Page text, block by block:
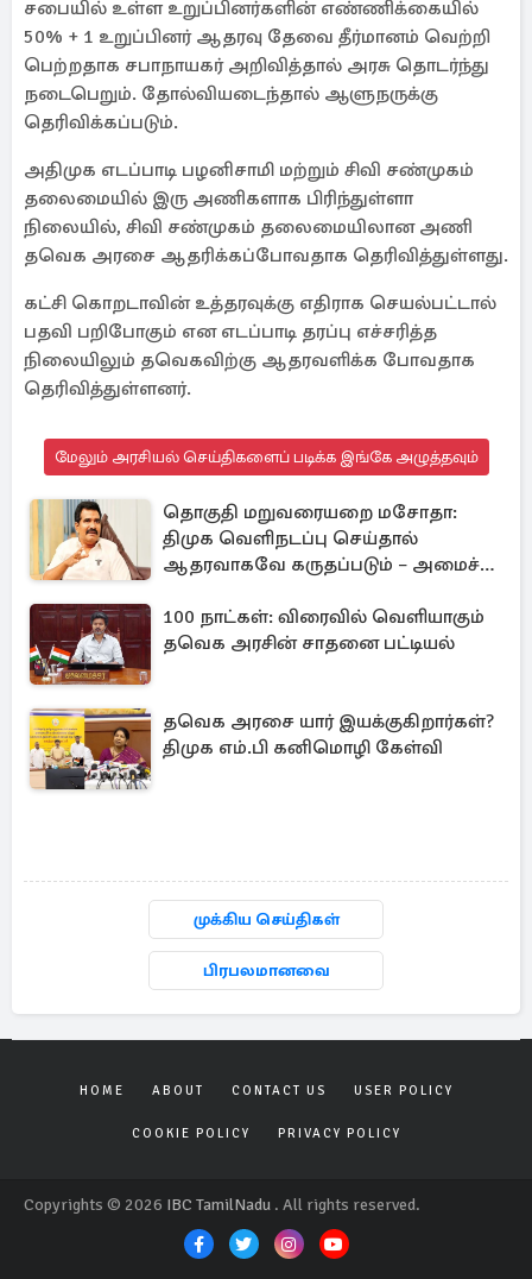
சபையில் உள்ள உறுப்பினர்களின் எண்ணிக்கையில்
50% + 1 உறுப்பினர் ஆதரவு தேவை தீர்மானம் வெற்றி
பெற்றதாக சபாநாயகர் அறிவித்தால் அரசு தொடர்ந்து
நடைபெறும். தோல்வியடைந்தால் ஆளுநருக்கு
தெரிவிக்கப்படும்.
அதிமுக எடப்பாடி பழனிசாமி மற்றும் சிவி சண்முகம்
தலைமையில் இரு அணிகளாக பிரிந்துள்ளா
நிலையில், சிவி சண்முகம் தலைமையிலான அணி
தவெக அரசை ஆதரிக்கப்போவதாக தெரிவித்துள்ளது.
கட்சி கொறடாவின் உத்தரவுக்கு எதிராக செயல்பட்டால்
பதவி பறிபோகும் என எடப்பாடி தரப்பு எச்சரித்த
நிலையிலும் தவெகவிற்கு ஆதரவளிக்க போவதாக
தெரிவித்துள்ளனர்.
மேலும் அரசியல் செய்திகளைப் படிக்க இங்கே அழுத்தவும்
தொகுதி மறுவரையறை மசோதா:
திமுக வெளிநடப்பு செய்தால்
ஆதரவாகவே கருதப்படும் – அமைச்சர்
100 நாட்கள்: விரைவில் வெளியாகும்
தவெக அரசின் சாதனை பட்டியல்
தவெக அரசை யார் இயக்குகிறார்கள்?
திமுக எம்.பி கனிமொழி கேள்வி
முக்கிய செய்திகள்
பிரபலமானவை
HOME ABOUT CONTACT US USER POLICY
COOKIE POLICY PRIVACY POLICY
Copyrights © 2026 IBC TamilNadu . All rights reserved.